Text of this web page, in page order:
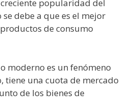
popularidad del
debe a que es el mejor
de consumo
moderno es un fenómeno
tiene una cuota de mercado
de los bienes de